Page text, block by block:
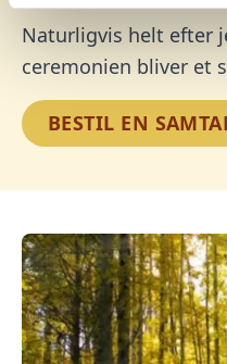
Naturligvis helt efter
ceremonien bliver et
BESTIL EN